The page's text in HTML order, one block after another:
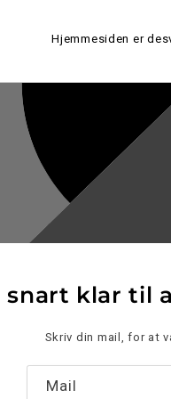
Hjemmesiden er
snart klar til
Skriv din mail, for at
Mail